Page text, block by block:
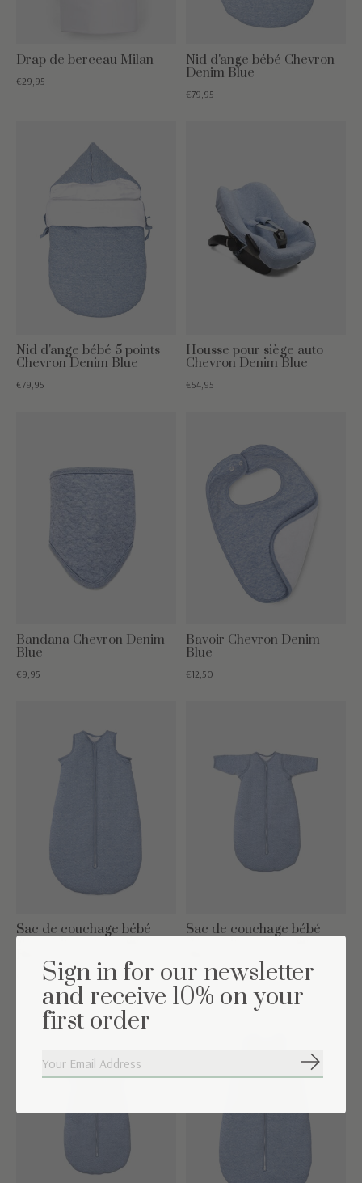
Drap de berceau Milan
€29,95
Nid d'ange bébé Chevron
Denim Blue
€79,95
Nid d'ange bébé 5 points
Chevron Denim Blue
€79,95
Housse pour siège auto
Chevron Denim Blue
€54,95
Bandana Chevron Denim
Blue
€9,95
Bavoir Chevron Denim
Blue
€12,50
Sac de couchage bébé
70cm Chevron Denim
€54,95
Sac de couchage bébé
€79,95
Sign in for our newsletter
and receive 10% on your
first order
S'abonner